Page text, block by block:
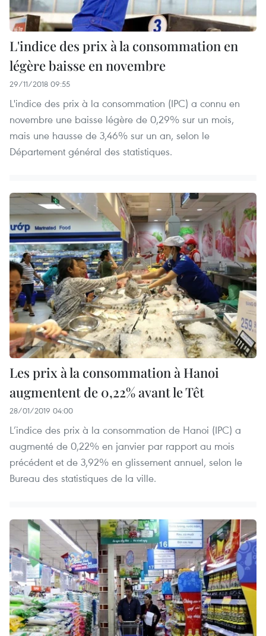
L'indice des prix à la consommation en
légère baisse en novembre
29/11/2018 09:55
L'indice des prix à la consommation (IPC) a connu en
novembre une baisse légère de 0,29% sur un mois,
mais une hausse de 3,46% sur un an, selon le
Département général des statistiques.
Les prix à la consommation à Hanoi
augmentent de 0,22% avant le Têt
28/01/2019 04:00
L’indice des prix à la consommation de Hanoi (IPC) a
augmenté de 0,22% en janvier par rapport au mois
précédent et de 3,92% en glissement annuel, selon le
Bureau des statistiques de la ville.